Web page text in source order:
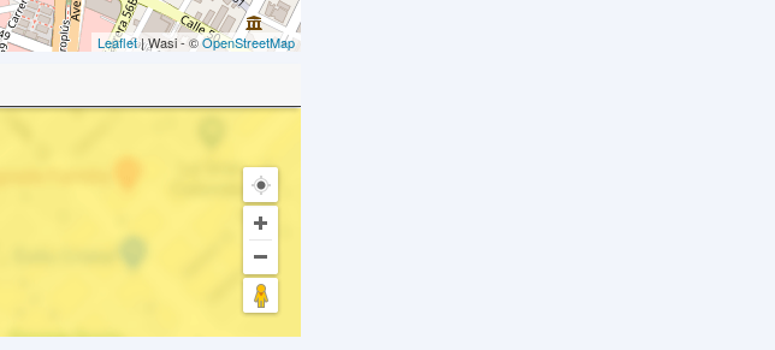
Leaflet| Wasi - ©OpenStreetMap